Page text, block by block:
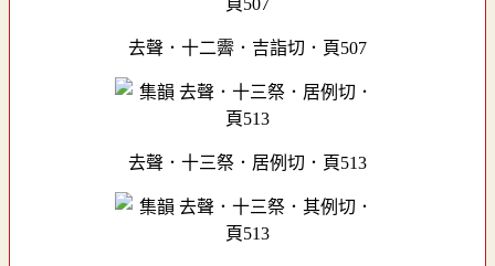
去聲．十二霽．吉詣切．頁507
去聲．十三祭．居例切．頁513